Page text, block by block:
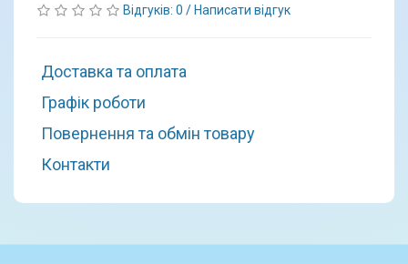
Відгуків: 0 / Написати відгук
Доставка та оплата
Графік роботи
Повернення та обмін товару
Контакти